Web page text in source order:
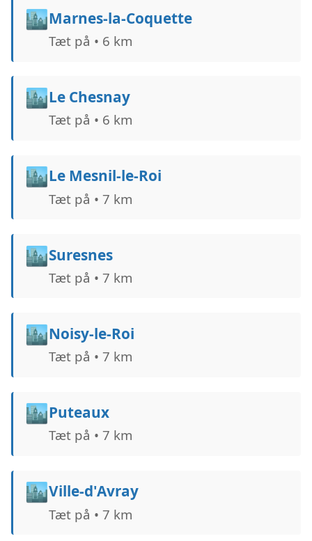
🏙️Marnes-la-Coquette
Tæt på • 6 km
🏙️Le Chesnay
Tæt på • 6 km
🏙️Le Mesnil-le-Roi
Tæt på • 7 km
🏙️Suresnes
Tæt på • 7 km
🏙️Noisy-le-Roi
Tæt på • 7 km
🏙️Puteaux
Tæt på • 7 km
🏙️Ville-d'Avray
Tæt på • 7 km